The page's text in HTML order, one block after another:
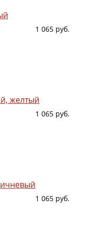
1 065 руб.
желтый
1 065 руб.
1 065 руб.